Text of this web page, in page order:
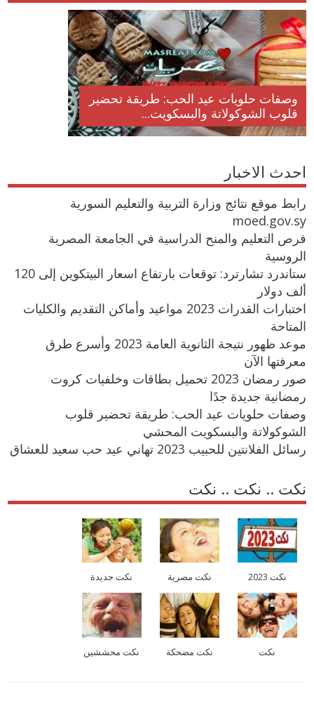
وصفات حلويات عيد الحب: طريقة تحضير
قلوب الشوكولاتة والبسكويت...
احدث الاخبار
رابط موقع نتائج وزارة التربية والتعليم السورية
moed.gov.sy
فرص التعليم والمنح الدراسية في الجامعة المصرية
الروسية
ستاندرد تشارترد: توقعات بارتفاع اسعار البيتكوين إلى 120
ألف دولار
اختبارات القدرات 2023 مواعيد وأماكن التقديم والكليات
المتاحة
موعد ظهور نتيجة الثانوية العامة 2023 وأسرع طرق
معرفتها الآن
صور رمضان 2023 تحميل بطاقات وخلفيات كروت
رمضانية جديدة جدًا
وصفات حلويات عيد الحب: طريقة تحضير قلوب
الشوكولاتة والبسكويت المحشي
رسائل الفلانتين للحبيب 2023 تهاني عيد حب سعيد للعشاق
نكت .. نكت .. نكت
نكت 2023 نكت مصرية نكت جديدة
نكت نكت مضحكة نكت محششين